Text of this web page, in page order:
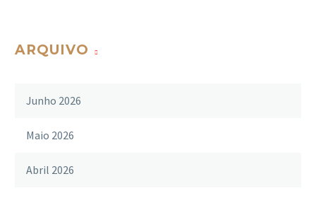
ARQUIVO
Junho 2026
Maio 2026
Abril 2026